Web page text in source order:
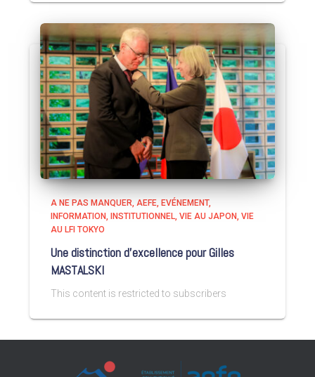
A NE PAS MANQUER AEFE EVÉNEMENT
INFORMATION
INSTITUTIONNEL VIE AU JAPON VIE
AU LFI TOKYO
Une distinction d’excellence pour Gilles
MASTALSKI
This content is restricted to subscribers